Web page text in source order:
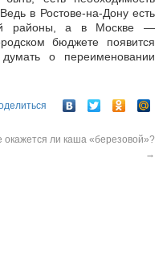
в Ростове-на-Дону есть
районы, а в Москве —
бюджете появится
о переименовании
окажется ли каша «березовой»?
→